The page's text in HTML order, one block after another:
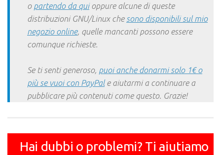
o partendo da quioppure alcune di queste
distribuzioni GNU/Linux che sono disponibili sul mio
negozio online, quelle mancanti possono essere
comunque richieste.
Se ti senti generoso, puoi anche donarmi solo 1€ o
più se vuoi con PayPale aiutarmi a continuare a
pubblicare più contenuti come questo. Grazie!
Hai dubbi o problemi? Ti aiutiamo